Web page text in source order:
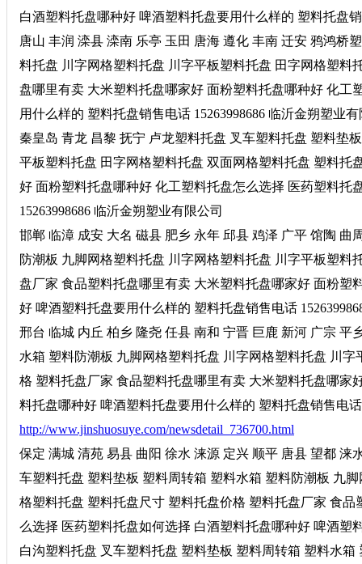
白酒塑料托盘哪种好 啤酒塑料托盘要用什么样的 塑料托盘
唐山 丰润 滦县 滦南 乐亭 玉田 唐海 遵化 丰南 迁安 鸦鸿桥
料托盘 川字网格塑料托盘 川字平板塑料托盘 田字网格塑
盘哪里有卖 大米塑料托盘哪家好 面粉塑料托盘哪种好 化
用什么样的 塑料托盘销售电话 15263998686 临沂金朔塑业
秦皇岛 青龙 昌黎 抚宁 卢龙塑料托盘 叉车塑料托盘 塑料垫
平板塑料托盘 田字网格塑料托盘 双面网格塑料托盘 塑料
好 面粉塑料托盘哪种好 化工塑料托盘怎么选择 医药塑料
15263998686 临沂金朔塑业有限公司
邯郸 临漳 成安 大名 磁县 肥乡 永年 邱县 鸡泽 广平 馆陶
防潮板 九脚网格塑料托盘 川字网格塑料托盘 川字平板塑
盘厂家 食品塑料托盘哪里有卖 大米塑料托盘哪家好 面粉
好 啤酒塑料托盘要用什么样的 塑料托盘销售电话
邢台 临城 内丘 柏乡 隆尧 任县 南和 宁晋 巨鹿 新河 广宗
水箱 塑料防潮板 九脚网格塑料托盘 川字网格塑料托盘 川
格 塑料托盘厂家 食品塑料托盘哪里有卖 大米塑料托盘哪
料托盘哪种好 啤酒塑料托盘要用什么样的 塑料托盘销售电
http://www.jinshuosuye.com/newsdetail_736700.html
保定 满城 清苑 易县 曲阳 徐水 涞源 定兴 顺平 唐县 望都
车塑料托盘 塑料垫板 塑料周转箱 塑料水箱 塑料防潮板 九
格塑料托盘 塑料托盘尺寸 塑料托盘价格 塑料托盘厂家 食
么选择 医药塑料托盘如何选择 白酒塑料托盘哪种好 啤酒塑
白沟塑料托盘 叉车塑料托盘 塑料垫板 塑料周转箱 塑料水